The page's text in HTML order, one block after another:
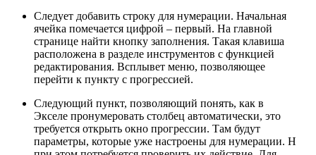
Следует добавить строку для нумерации. Начальная
ячейка помечается цифрой – первый. На главной
странице найти кнопку заполнения. Такая клавиша
расположена в разделе инструментов с функцией
редактирования. Всплывет меню, позволяющее
перейти к пункту с прогрессией.
Следующий пункт, позволяющий понять, как в
Экселе пронумеровать столбец автоматически, это
требуется открыть окно прогрессии. Там будут
параметры, которые уже настроены для нумерации. Н